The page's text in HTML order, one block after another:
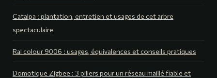
Catalpa : plantation, entretien et usages de cet arbre
spectaculaire
Ral colour 9006 : usages, équivalences et conseils pratiques
Domotique Zigbee : 3 piliers pour un réseau maillé fiable et